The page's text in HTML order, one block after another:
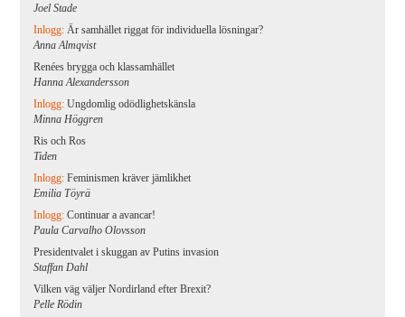
Joel Stade
Inlogg:Är samhället riggat för individuella lösningar?
Anna Almqvist
Renées brygga och klassamhället
Hanna Alexandersson
Inlogg:Ungdomlig odödlighetskänsla
Minna Höggren
Ris och Ros
Tiden
Inlogg:Feminismen kräver jämlikhet
Emilia Töyrä
Inlogg:Continuar a avancar!
Paula Carvalho Olovsson
Presidentvalet i skuggan av Putins invasion
Staffan Dahl
Vilken väg väljer Nordirland efter Brexit?
Pelle Rödin